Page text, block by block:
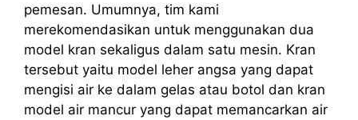
pemesan. Umumnya, tim kami
merekomendasikan untuk menggunakan dua
model kran sekaligus dalam satu mesin. Kran
tersebut yaitu model leher angsa yang dapat
mengisi air ke dalam gelas atau botol dan kran
model air mancur yang dapat memancarkan air